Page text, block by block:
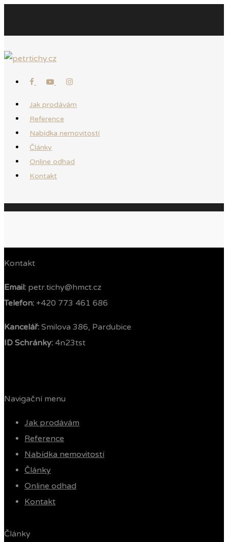
Jak prodávám
Reference
Nabídka nemovitostí
Články
Online odhad
Kontakt
Kontakt
Email: petr.tichy@hmct.cz
Telefon: ‭ +420 773 461 686‬
Kancelář: Smilova 386, Pardubice
ID Schránky: 4n23tst
Navigační menu
Jak prodávám
Reference
Nabídka nemovitostí
Články
Online odhad
Kontakt
Články